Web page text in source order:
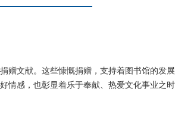
赠文献。这些慷慨捐赠，支持着图书馆的发
感，也彰显着乐于奉献、热爱文化事业之时